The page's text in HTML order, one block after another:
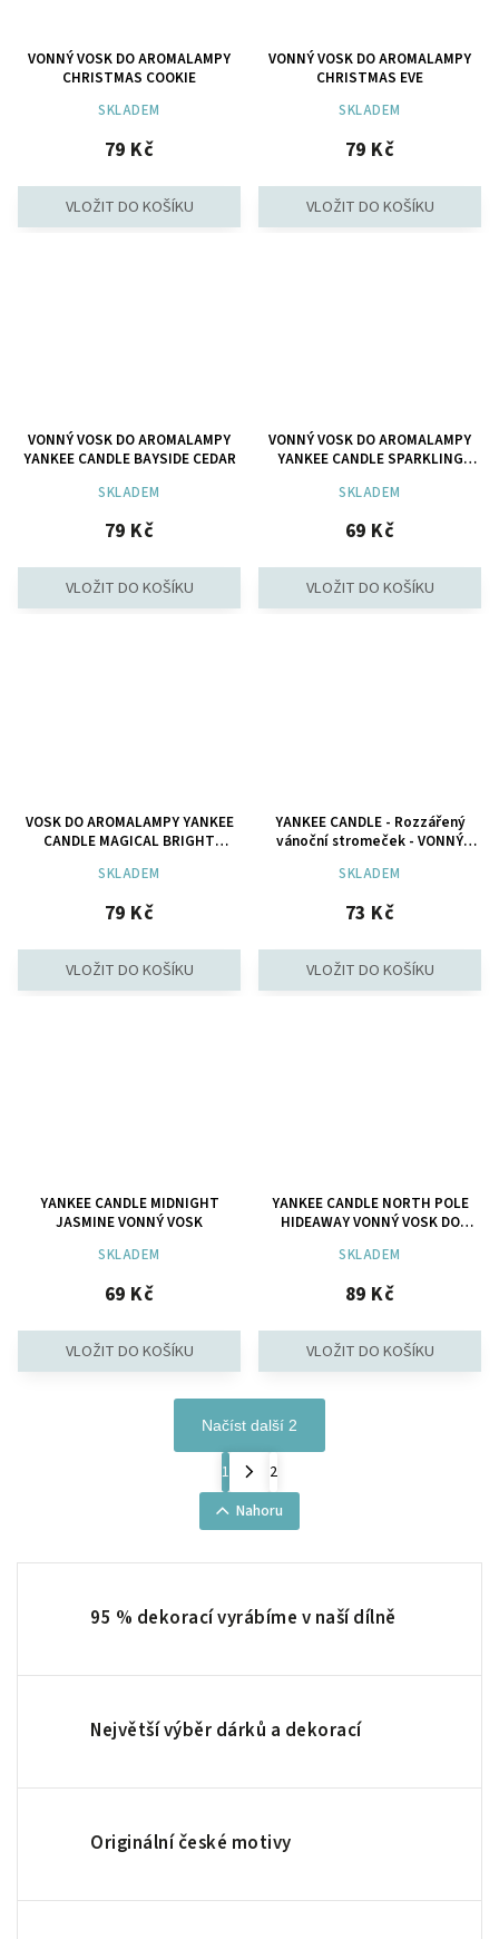
VONNÝ VOSK DO AROMALAMPY
CHRISTMAS COOKIE
SKLADEM
79 Kč
VONNÝ VOSK DO AROMALAMPY
CHRISTMAS EVE
SKLADEM
79 Kč
VONNÝ VOSK DO AROMALAMPY
YANKEE CANDLE BAYSIDE CEDAR
SKLADEM
79 Kč
VONNÝ VOSK DO AROMALAMPY
YANKEE CANDLE SPARKLING
SKLADEM
69 Kč
VOSK DO AROMALAMPY YANKEE
CANDLE MAGICAL BRIGHT
SKLADEM
79 Kč
YANKEE CANDLE - Rozzářený
vánoční stromeček - VONNÝ
SKLADEM
73 Kč
YANKEE CANDLE MIDNIGHT
JASMINE VONNÝ VOSK
SKLADEM
69 Kč
YANKEE CANDLE NORTH POLE
HIDEAWAY VONNÝ VOSK DO
SKLADEM
89 Kč
Načíst další 2
1
2
Nahoru
95 % dekorací vyrábíme v naší dílně
Největší výběr dárků a dekorací
Originální české motivy